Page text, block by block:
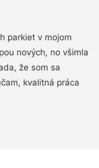
parkiet v mojom
nových, no všimla
že som sa
kvalitná práca